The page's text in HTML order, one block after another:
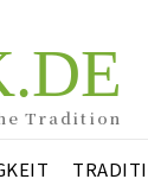
Tradition